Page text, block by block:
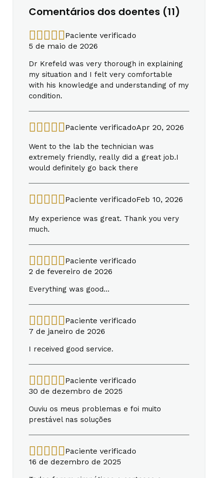
Comentários dos doentes (11)
Paciente verificado
5 de maio de 2026
Dr Krefeld was very thorough in explaining
my situation and I felt very comfortable
with his knowledge and understanding of my
condition.
Paciente verificadoApr 20, 2026
Went to the lab the technician was
extremely friendly, really did a great job.I
would definitely go back there
Paciente verificadoFeb 10, 2026
My experience was great. Thank you very
much.
Paciente verificado
2 de fevereiro de 2026
Everything was good...
Paciente verificado
7 de janeiro de 2026
I received good service.
Paciente verificado
30 de dezembro de 2025
Ouviu os meus problemas e foi muito
prestável nas soluções
Paciente verificado
16 de dezembro de 2025